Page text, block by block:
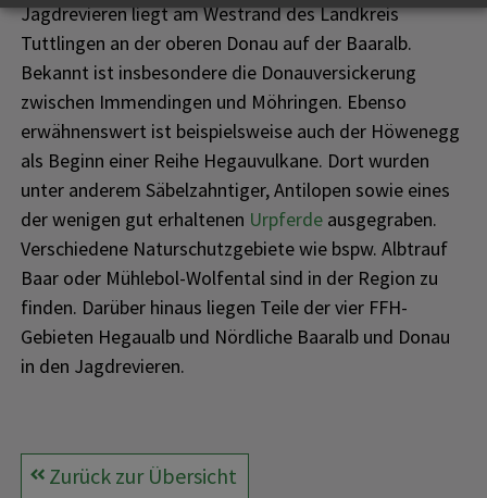
Jagdrevieren liegt am Westrand des Landkreis
Tuttlingen an der oberen Donau auf der Baaralb.
Bekannt ist insbesondere die Donauversickerung
zwischen Immendingen und Möhringen. Ebenso
erwähnenswert ist beispielsweise auch der Höwenegg
als Beginn einer Reihe Hegauvulkane. Dort wurden
unter anderem Säbelzahntiger, Antilopen sowie eines
der wenigen gut erhaltenen Urpferde ausgegraben.
Verschiedene Naturschutzgebiete wie bspw. Albtrauf
Baar oder Mühlebol-Wolfental sind in der Region zu
finden. Darüber hinaus liegen Teile der vier FFH-
Gebieten Hegaualb und Nördliche Baaralb und Donau
in den Jagdrevieren.
Zurück zur Übersicht